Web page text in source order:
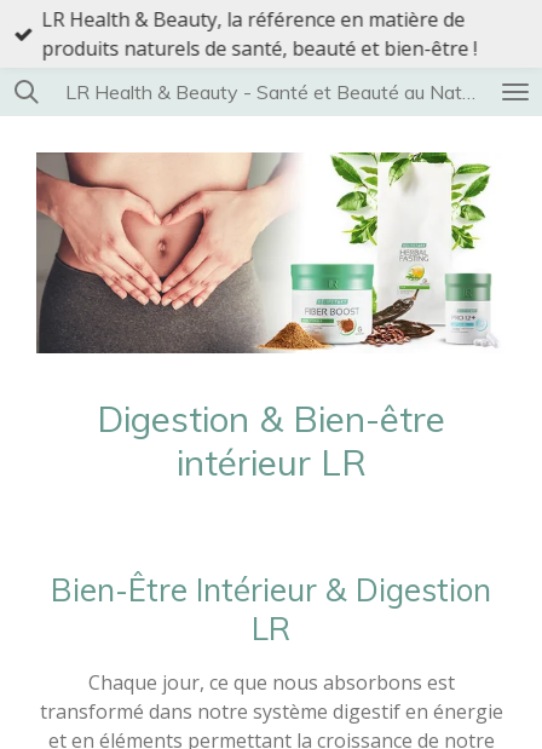
Passer
contenu
principal
LR Health & Beauty - Santé et Beauté au Naturel
LR Health & Beauty, la référence en matière de
produits naturels de santé, beauté et bien-être !
Digestion & Bien-être
intérieur LR
Bien-Être Intérieur & Digestion
LR
Chaque jour, ce que nous absorbons est
transformé dans notre système digestif en énergie
et en éléments permettant la croissance de notre